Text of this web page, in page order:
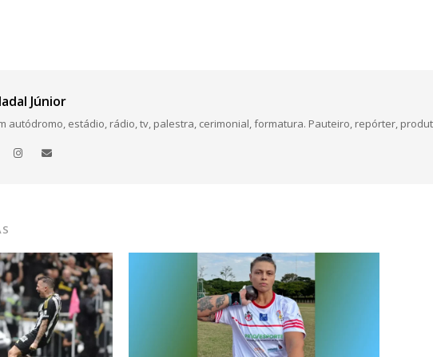
Júnior
autódromo, estádio, rádio, tv, palestra, cerimonial, formatura. Pauteiro, repórter,